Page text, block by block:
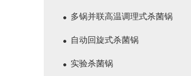
多锅并联高温调理式杀菌锅
自动回旋式杀菌锅
实验杀菌锅